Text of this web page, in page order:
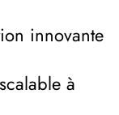
innovante
à